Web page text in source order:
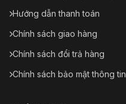
Hướng dẫn thanh toán
Chính sách giao hàng
Chính sách đổi trả hàng
Chính sách bảo mật thông tin